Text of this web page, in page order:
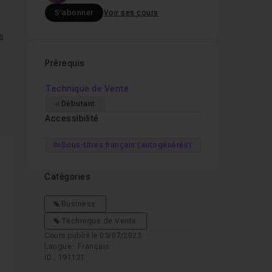
S'abonner Voir ses cours
Prérequis
Technique de Vente
Débutant
Accessibilité
Sous-titres français (autogénérés)
Catégories
Business
Technique de Vente
Cours publié le 03/07/2023
Langue : Français
ID : 191121